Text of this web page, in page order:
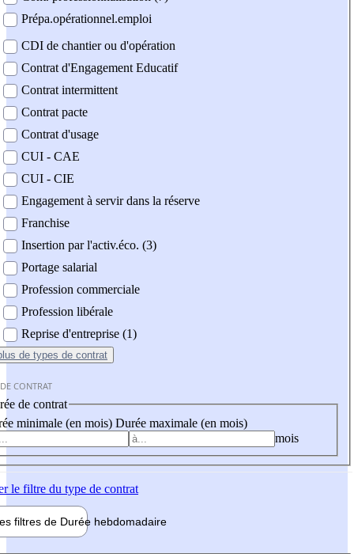
Prépa.opérationnel.emploi
CDI de chantier ou d'opération
Contrat d'Engagement Educatif
Contrat intermittent
Contrat pacte
Contrat d'usage
CUI - CAE
CUI - CIE
Engagement à servir dans la réserve
Franchise
Insertion par l'activ.éco. (3)
Portage salarial
Profession commerciale
Profession libérale
Reprise d'entreprise (1)
de types de contrat
CONTRAT
de contrat
minimale (en mois) Durée maximale (en mois)
mois
le filtre du type de contrat
filtres de Durée hebdomadaire